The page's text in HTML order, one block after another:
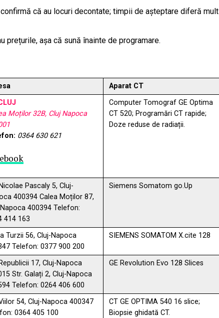
că au locuri decontate; timpii de așteptare diferă mult
prețurile, așa că sună înainte de programare.
Aparat CT
Moților 32B, Cluj Napoca
0364 630 621
Computer Tomograf GE Optima
CT 520; Programări CT rapide;
Doze reduse de radiații.
Pascaly 5, Cluj-
400394 Calea Moților 87,
400394 Telefon:
414 163
Siemens Somatom go.Up
Turzii 56, Cluj-Napoca
Telefon: 0377 900 200
SIEMENS SOMATOM X.cite 128
17, Cluj-Napoca
Str. Galați 2, Cluj-Napoca
Telefon: 0264 406 600
GE Revolution Evo 128 Slices
54, Cluj-Napoca 400347
0364 405 100
CT GE OPTIMA 540 16 slice;
Biopsie ghidată CT.